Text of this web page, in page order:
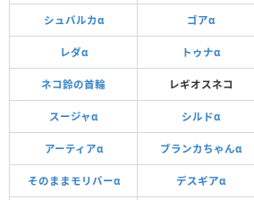
シュバルカα ゴアα
レダα トゥナα
ネコ鈴の首輪 レギオスネコ
スージャα シルドα
アーティアα ブランカちゃんα
そのままモリバーα デスギアα